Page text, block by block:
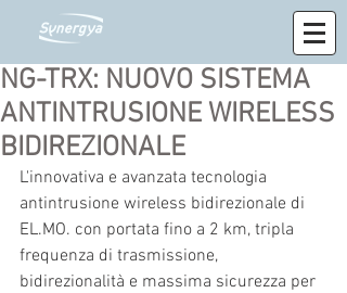
NG-TRX: NUOVO SISTEMA
ANTINTRUSIONE WIRELESS
BIDIREZIONALE
L'innovativa e avanzata tecnologia
antintrusione wireless bidirezionale di
EL.MO. con portata fino a 2 km, tripla
frequenza di trasmissione,
bidirezionalità e massima sicurezza per